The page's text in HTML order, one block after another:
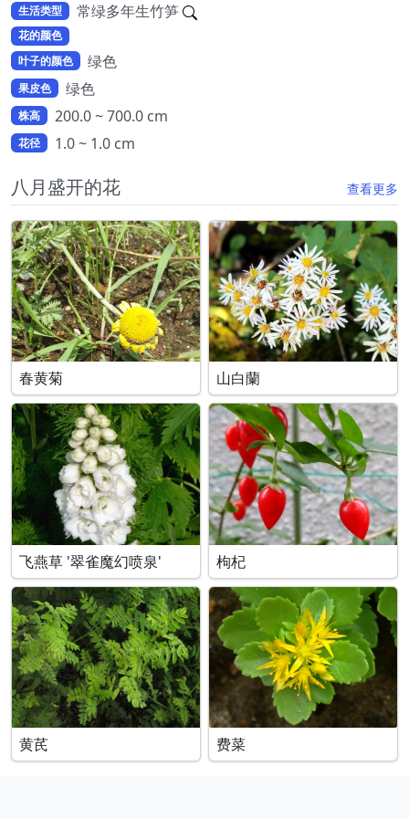
生活类型 常绿多年生竹笋
花的颜色
叶子的颜色
绿色
果皮色 绿色
株高 200.0 ~ 700.0 cm
花径 1.0 ~ 1.0 cm
八月盛开的花 查看更多
春黄菊 山白蘭
飞燕草 '翠雀魔幻喷泉' 枸杞
黄芪 费菜